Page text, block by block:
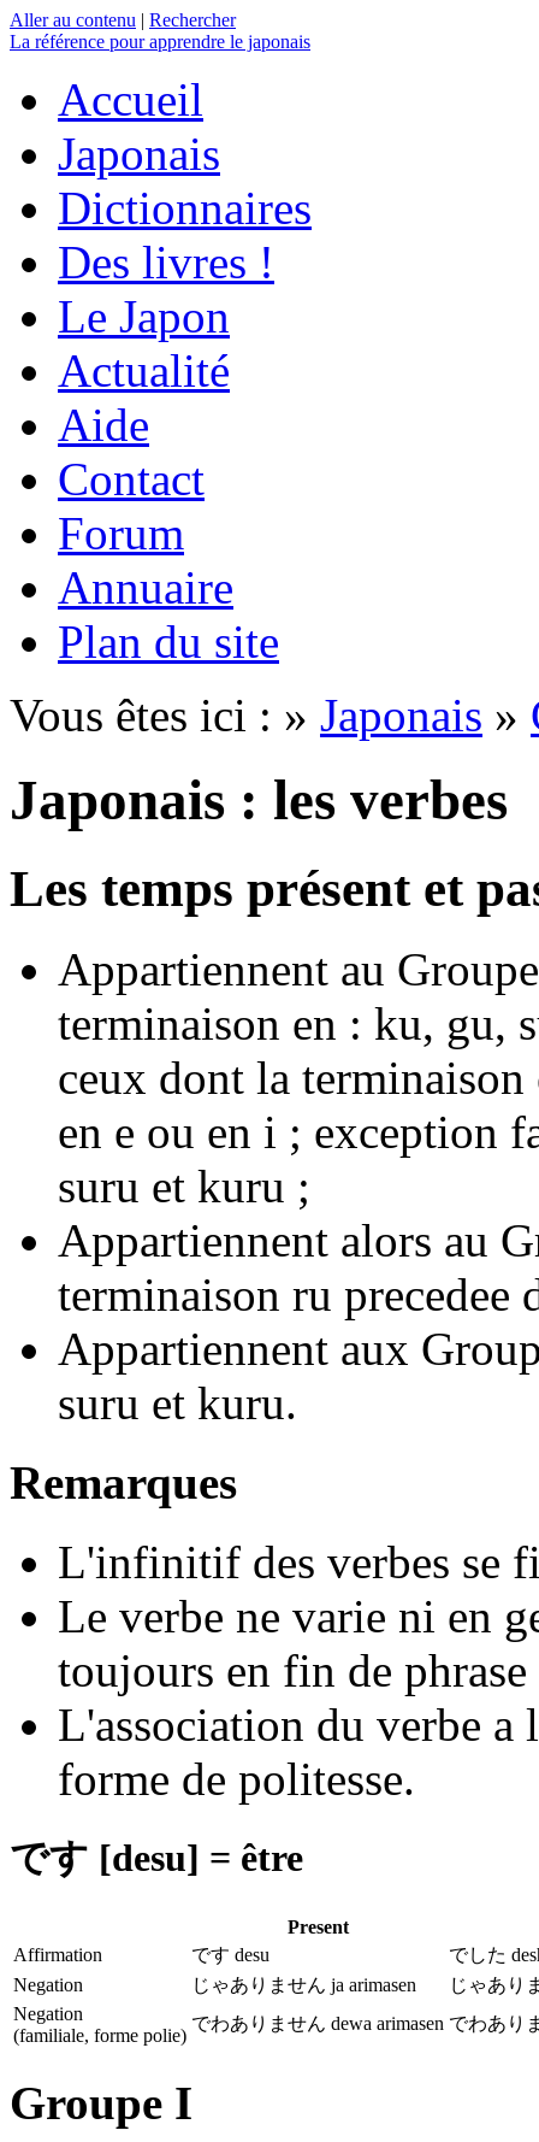
Aller au contenu | Rechercher
La référence pour apprendre le japonais
Accueil
Japonais
Dictionnaires
Des livres !
Le Japon
Actualité
Aide
Contact
Forum
Annuaire
Plan du site
Vous êtes ici : » Japonais »
Japonais : les verbes
Les temps présent et
Appartiennent au
terminaison en : ku, gu,
ceux dont la terminaison
en e ou en i ; exception
suru et kuru ;
Appartiennent alors au
terminaison ru precedee
Appartiennent aux
suru et kuru.
Remarques
L'infinitif des verbes se
Le verbe ne varie ni en
toujours en fin de phrase
L'association du verbe
forme de politesse.
です [desu] = être
Present
Affirmation
です desu
でした
Negation
じゃありません ja arimasen
じゃあり
Negation
(familiale, forme polie)
でわありません dewa arimasen でわあり
Groupe I